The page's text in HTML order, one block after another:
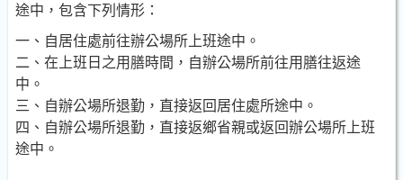
途中，包含下列情形：
一、自居住處前往辦公場所上班途中。
二、在上班日之用膳時間，自辦公場所前往用膳往返途
中。
三、自辦公場所退勤，直接返回居住處所途中。
四、自辦公場所退勤，直接返鄉省親或返回辦公場所上班
途中。